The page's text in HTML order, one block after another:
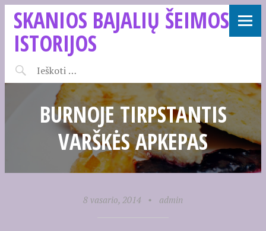
SKANIOS BAJALIŲ ŠEIMOS
ISTORIJOS
BURNOJE TIRPSTANTIS
VARŠKĖS APKEPAS
8 vasario, 2014 • admin